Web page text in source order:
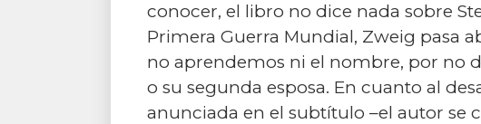
conocer, el libro no dice nada sobre
Primera Guerra Mundial, Zweig pasa
no aprendemos ni el nombre, por no
o su segunda esposa. En cuanto al
anunciada en el subtítulo –el autor se